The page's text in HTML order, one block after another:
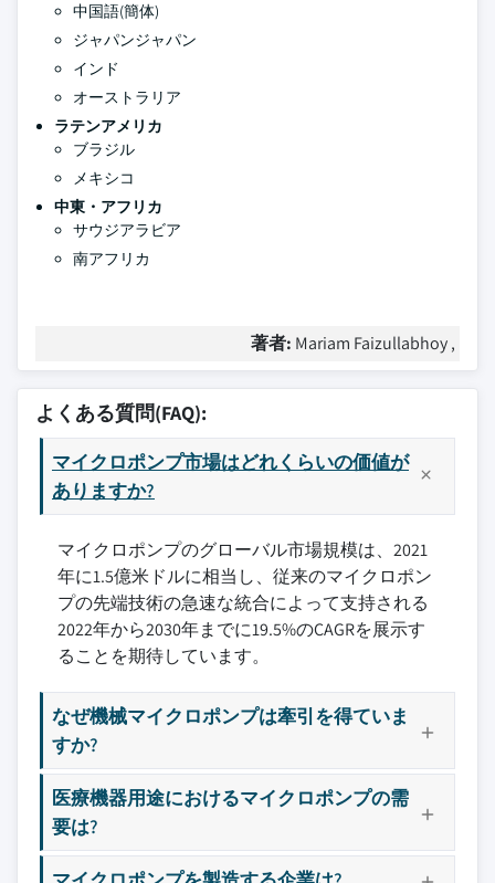
中国語(簡体)
ジャパンジャパン
インド
オーストラリア
ラテンアメリカ
ブラジル
メキシコ
中東・アフリカ
サウジアラビア
南アフリカ
著者: Mariam Faizullabhoy ,
よくある質問(FAQ):
マイクロポンプ市場はどれくらいの価値が
ありますか?
マイクロポンプのグローバル市場規模は、2021
年に1.5億米ドルに相当し、従来のマイクロポン
プの先端技術の急速な統合によって支持される
2022年から2030年までに19.5%のCAGRを展示す
ることを期待しています。
なぜ機械マイクロポンプは牽引を得ていま
すか?
医療機器用途におけるマイクロポンプの需
要は?